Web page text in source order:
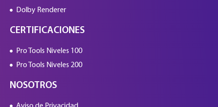
Dolby Renderer
CERTIFICACIONES
Pro Tools Niveles 100
Pro Tools Niveles 200
NOSOTROS